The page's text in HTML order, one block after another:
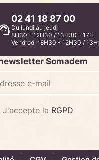
02 41 18 87 00
Du lundi au jeudi
8H30 - 12H30 / 13H30 - 17H
Vendredi : 8H30 - 12H30 /
Somadem
J'accepte la RGPD